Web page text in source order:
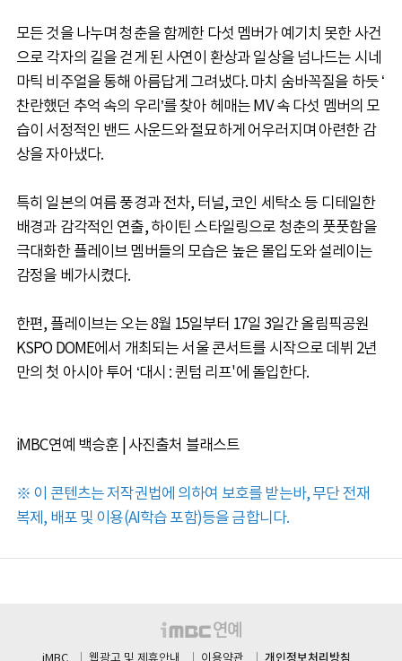
모든 것을 나누며 청춘을 함께한 다섯 멤버가 예기치 못한 사건
으로 각자의 길을 걷게 된 사연이 환상과 일상을 넘나드는 시네
마틱 비주얼을 통해 아름답게 그려냈다. 마치 숨바꼭질을 하듯 ʻ
찬란했던 추억 속의 우리’를 찾아 헤매는 MV 속 다섯 멤버의 모
습이 서정적인 밴드 사운드와 절묘하게 어우러지며 아련한 감
상을 자아냈다.
특히 일본의 여름 풍경과 전차, 터널, 코인 세탁소 등 디테일한
배경과 감각적인 연출, 하이틴 스타일링으로 청춘의 풋풋함을
극대화한 플레이브 멤버들의 모습은 높은 몰입도와 설레이는
감정을 베가시켰다.
한편, 플레이브는 오는 8월 15일부터 17일 3일간 올림픽공원
KSPO DOME에서 개최되는 서울 콘서트를 시작으로 데뷔 2년
만의 첫 아시아 투어 ‘대시 : 퀸텀 리프'에 돌입한다.
iMBC연예 백승훈 | 사진출처 블래스트
※ 이 콘텐츠는 저작권법에 의하여 보호를 받는바, 무단 전재
복제, 배포 및 이용(AI학습 포함)등을 금합니다.
개인정보처리방침